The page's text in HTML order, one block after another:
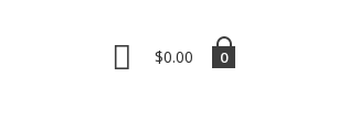
0
$0.00